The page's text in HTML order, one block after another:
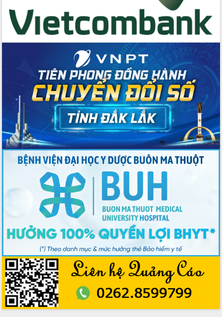
Đắk Lắk
Sôi nổi Hội đua ngựa truyền thống Gò
Thì Thùng mừng Xuân Bính Ngọ 2026
Lãnh đạo tỉnh dâng hương tưởng niệm
tại Đập Đồng Cam đầu Xuân Bính Ngọ
Ngành nông nghiệp phấn đấu tăng
trưởng đạt 5,86% trong năm 2026
UBND tỉnh Đắk Lắk triển khai công tác
quốc phòng, quân sự địa phương năm
2026
Đắk Lắk tập trung toàn lực khắc phục
tồn tại IUU, sẵn sàng làm việc với
Đoàn thanh tra EC
Chủ tịch UBND tỉnh Tạ Anh Tuấn thăm,
chúc mừng các bệnh viện nhân Ngày
Thầy thuốc Việt Nam
Rộn ràng lễ hội truyền thống Sông
nước Đà Nông lần thứ I năm 2026
Kỳ họp Chuyên đề lần thứ Năm, HĐND
tỉnh Đắk Lắk thông qua các nghị quyết
quan trọng
Thống nhất danh sách giới thiệu ứng
cử đại biểu Quốc hội khoá XVI và đại
biểu HĐND tỉnh Đắk Lắk, nhiệm kỳ
2026-2031
Phát động hai phong trào thi đua quan
trọng trong kỷ nguyên mới
Hội nghị lần thứ tư Ban Chỉ đạo công